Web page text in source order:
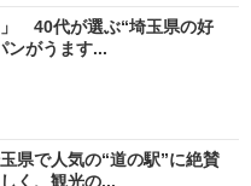
」 40代が選ぶ“埼玉県の好
ンがうます...
県で人気の“道の駅”に絶賛
く、観光の...